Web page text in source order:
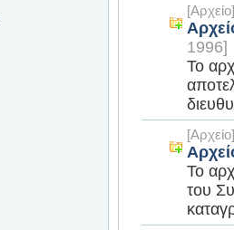
1996]
Το
Το
του